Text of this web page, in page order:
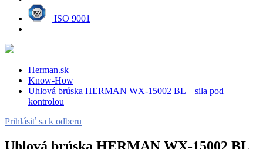
ISO 9001
Herman.sk
Know-How
Uhlová brúska HERMAN WX-15002 BL – sila pod
kontrolou
Prihlásiť sa k odberu